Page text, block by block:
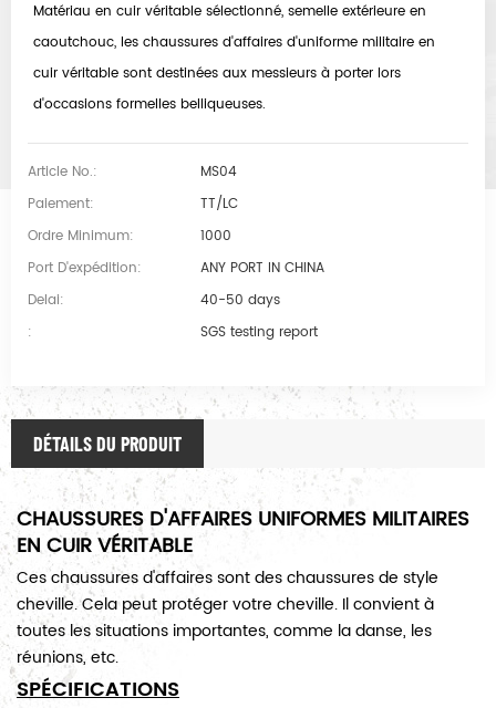
Matériau en cuir véritable sélectionné, semelle extérieure en
caoutchouc, les chaussures d'affaires d'uniforme militaire en
cuir véritable sont destinées aux messieurs à porter lors
d'occasions formelles belliqueuses.
Article No.:
MS04
Paiement:
TT/LC
Ordre Minimum:
1000
Port D'expédition:
ANY PORT IN CHINA
Delai:
40-50 days
:
SGS testing report
DÉTAILS DU PRODUIT
CHAUSSURES D'AFFAIRES UNIFORMES MILITAIRES
EN CUIR VÉRITABLE
Ces chaussures d'affaires sont des chaussures de style
cheville. Cela peut protéger votre cheville. Il convient à
toutes les situations importantes, comme la danse, les
réunions, etc.
SPÉCIFICATIONS